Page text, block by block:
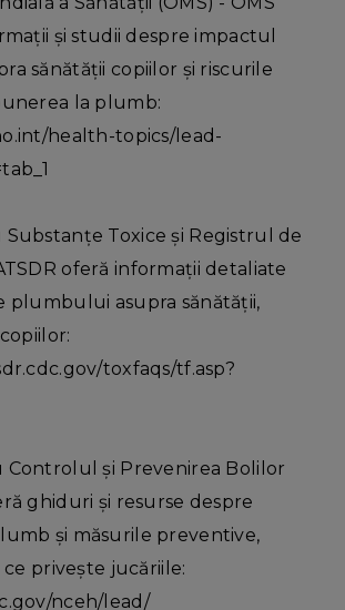
și studii despre impactul
sănătății copiilor și riscurile
la plumb:
health-topics/lead-
Toxice și Registrul de
oferă informații detaliate
plumbului asupra sănătății,
toxfaqs/tf.asp?
și Prevenirea Bolilor
ghiduri și resurse despre
și măsurile preventive,
privește jucăriile:
nceh/lead/